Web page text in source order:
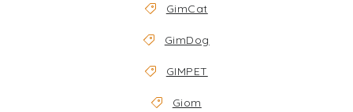
GimCat
GimDog
GIMPET
Giom